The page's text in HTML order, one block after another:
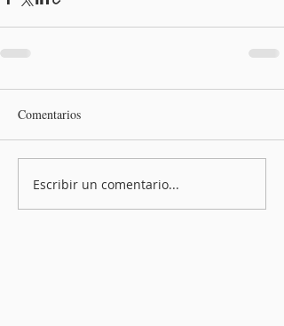
Comentarios
Escribir un comentario...